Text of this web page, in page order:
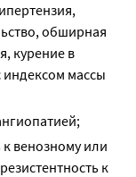
обширная
курение в
индексом массы
венозному или
к